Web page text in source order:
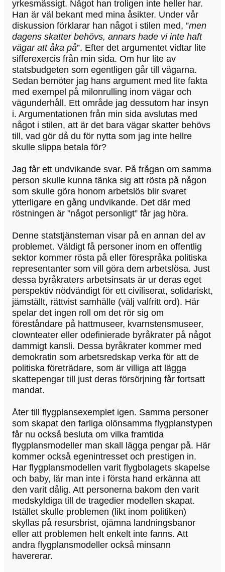
yrkesmässigt. Något han troligen inte heller har.
Han är väl bekant med mina åsikter. Under vår
diskussion förklarar han något i stilen med, ”men
dagens skatter behövs, annars hade vi inte haft
vägar att åka på”. Efter det argumentet vidtar lite
sifferexercis från min sida. Om hur lite av
statsbudgeten som egentligen går till vägarna.
Sedan bemöter jag hans argument med lite fakta
med exempel på milonrulling inom vägar och
vägunderhåll. Ett område jag dessutom har insyn
i. Argumentationen från min sida avslutas med
något i stilen, att är det bara vägar skatter behövs
till, vad gör då du för nytta som jag inte hellre
skulle slippa betala för?
Jag får ett undvikande svar. På frågan om samma
person skulle kunna tänka sig att rösta på någon
som skulle göra honom arbetslös blir svaret
ytterligare en gång undvikande. Det där med
röstningen är ”något personligt” får jag höra.
Denne statstjänsteman visar på en annan del av
problemet. Väldigt få personer inom en offentlig
sektor kommer rösta på eller förespråka politiska
representanter som vill göra dem arbetslösa. Just
dessa byråkraters arbetsinsats är ur deras eget
perspektiv nödvändigt för ett civiliserat, solidariskt,
jämställt, rättvist samhälle (välj valfritt ord). Här
spelar det ingen roll om det rör sig om
föreståndare på hattmuseer, kvarnstensmuseer,
clownteater eller odefinierade byråkrater på något
dammigt kansli. Dessa byråkrater kommer med
demokratin som arbetsredskap verka för att de
politiska företrädare, som är villiga att lägga
skattepengar till just deras försörjning får fortsatt
mandat.
Åter till flygplansexemplet igen. Samma personer
som skapat den farliga olönsamma flygplanstypen
får nu också besluta om vilka framtida
flygplansmodeller man skall lägga pengar på. Här
kommer också egenintresset och prestigen in.
Har flygplansmodellen varit flygbolagets skapelse
och baby, lär man inte i första hand erkänna att
den varit dålig. Att personerna bakom den varit
medskyldiga till de tragedier modellen skapat.
Istället skulle problemen (likt inom politiken)
skyllas på resursbrist, ojämna landningsbanor
eller att problemen helt enkelt inte fanns. Att
andra flygplansmodeller också minsann
havererar.